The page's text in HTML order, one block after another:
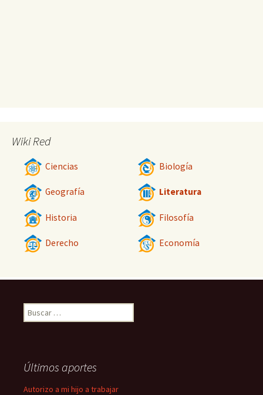
Wiki Red
Ciencias Biología
Geografía Literatura
Historia Filosofía
Derecho Economía
Buscar:
Últimos aportes
Autorizo a mi hijo a trabajar